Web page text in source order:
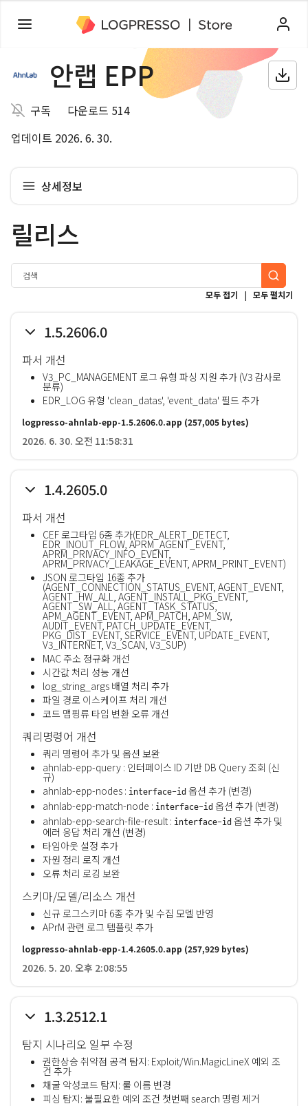
안랩 EPP
구독
다운로드 514
업데이트 2026. 6. 30.
상세정보
릴리스
모두 접기 | 모두 펼치기
1.5.2606.0
파서 개선
V3_PC_MANAGEMENT 로그 유형 파싱 지원 추가 (V3 감사로
분류)
EDR_LOG 유형 'clean_datas', 'event_data' 필드 추가
logpresso-ahnlab-epp-1.5.2606.0.app (257,005 bytes)
2026. 6. 30. 오전 11:58:31
1.4.2605.0
파서 개선
CEF 로그타입 6종 추가(EDR_ALERT_DETECT,
EDR_INOUT_FLOW, APRM_AGENT_EVENT,
APRM_PRIVACY_INFO_EVENT,
APRM_PRIVACY_LEAKAGE_EVENT, APRM_PRINT_EVENT)
JSON 로그타입 16종 추가
(AGENT_CONNECTION_STATUS_EVENT, AGENT_EVENT,
AGENT_HW_ALL, AGENT_INSTALL_PKG_EVENT,
AGENT_SW_ALL, AGENT_TASK_STATUS,
APM_AGENT_EVENT, APM_PATCH, APM_SW,
AUDIT_EVENT, PATCH_UPDATE_EVENT,
PKG_DIST_EVENT, SERVICE_EVENT, UPDATE_EVENT,
V3_INTERNET, V3_SCAN, V3_SUP)
MAC 주소 정규화 개선
시간값 처리 성능 개선
log_string_args 배열 처리 추가
파일 경로 이스케이프 처리 개선
코드 맵핑류 타입 변환 오류 개선
쿼리명령어 개선
쿼리 명령어 추가 및 옵션 보완
ahnlab-epp-query : 인터페이스 ID 기반 DB Query 조회 (신
규)
ahnlab-epp-nodes : interface-id 옵션 추가 (변경)
ahnlab-epp-match-node : interface-id 옵션 추가 (변경)
ahnlab-epp-search-file-result : interface-id 옵션 추가 및
에러 응답 처리 개선 (변경)
타임아웃 설정 추가
자원 정리 로직 개선
오류 처리 로깅 보완
스키마/모델/리소스 개선
신규 로그스키마 6종 추가 및 수집 모델 반영
APrM 관련 로그 템플릿 추가
logpresso-ahnlab-epp-1.4.2605.0.app (257,929 bytes)
2026. 5. 20. 오후 2:08:55
1.3.2512.1
탐지 시나리오 일부 수정
권한상승 취약점 공격 탐지: Exploit/Win.MagicLineX 예외 조
건 추가
채굴 악성코드 탐지: 룰 이름 변경
피싱 탐지: 불필요한 예외 조건 첫번째 search 명령 제거